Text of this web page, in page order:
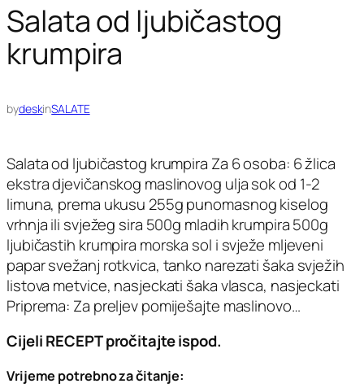
Salata od ljubičastog
krumpira
bydeskinSALATE
Salata od ljubičastog krumpira Za 6 osoba: 6 žlica
ekstra djevičanskog maslinovog ulja sok od 1-2
limuna, prema ukusu 255g punomasnog kiselog
vrhnja ili svježeg sira 500g mladih krumpira 500g
ljubičastih krumpira morska sol i svježe mljeveni
papar svežanj rotkvica, tanko narezati šaka svježih
listova metvice, nasjeckati šaka vlasca, nasjeckati
Priprema: Za preljev pomiješajte maslinovo…
Cijeli RECEPT pročitajte ispod.
Vrijeme potrebno za čitanje: